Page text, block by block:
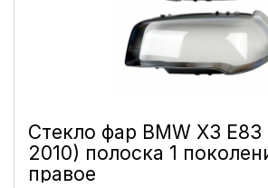
Стекло фар BMW X3
2010) полоска 1
правое